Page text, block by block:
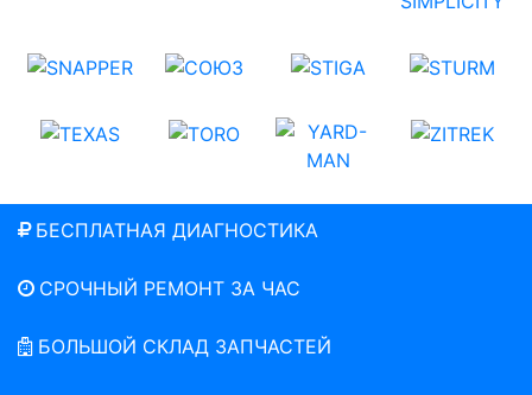
БЕСПЛАТНАЯ ДИАГНОСТИКА
СРОЧНЫЙ РЕМОНТ ЗА ЧАС
БОЛЬШОЙ СКЛАД ЗАПЧАСТЕЙ